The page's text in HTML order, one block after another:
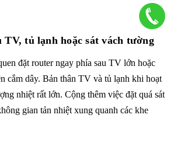
TV, tủ lạnh hoặc sát vách tường
đặt router ngay phía sau TV lớn hoặc
cắm dây. Bản thân TV và tủ lạnh khi hoạt
nhiệt rất lớn. Cộng thêm việc đặt quá sát
gian tản nhiệt xung quanh các khe